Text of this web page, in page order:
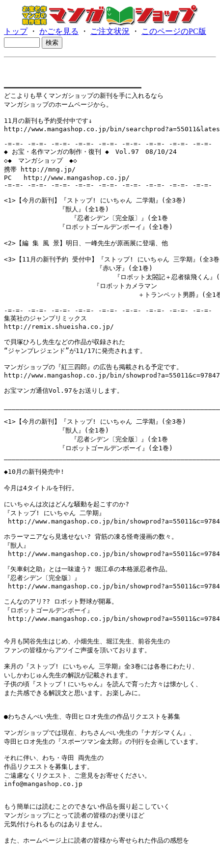
トップ・ かごを見る ・ ご注文状況 ・ このページのPC版
━━━━━━━━━━━━━━━━━━━━━━━━━━━━━━━━━━━
どこよりも早くマンガショップの新刊を手に入れるなら
マンガショップのホームページから。
11月の新刊も予約受付中です↓
http://www.mangashop.co.jp/bin/
-=-=- -=-=- -=-=- -=-=- -=-=- -=-=- -=-=- -=-=- -=-=-
◆ お宝・名作マンガの制作・復刊 ◆　Vol.97　08/10/24
◇◆　マンガショップ　◆◇
携帯 http://mng.jp/
PC   http://www.mangashop.co.jp/
-=-=- -=-=- -=-=- -=-=- -=-=- -=-=- -=-=- -=-=- -=-=-
<1>【今月の新刊】『ストップ! にいちゃん 二学期』(全3巻)
『獣人』(全1巻)
                 『忍者シデン〔完全版〕』(全1巻
『ロボットゴールデンボーイ』(全1巻)
<2>【編 集 風 景】明日、一峰先生が原画展に登場、他
<3>【11月の新刊予約 受付中】『ストップ! にいちゃん 三学期』(全3
『赤い牙』(全1巻)
『ロボット太閤記＋忍者猿飛くん』
『ロボットカメラマン
＋トランペット男爵』(全1
-=-=- -=-=- -=-=- -=-=- -=-=- -=-=- -=-=- -=-=- -=-=-
集英社のジャンプリミックス
http://remix.shueisha.co.jp/
で貝塚ひろし先生などの作品が収録された
“ジャンプレジェンド”が11/17に発売されます。
マンガショップの『紅三四郎』の広告も掲載される予定です。
http://www.mangashop.co.jp/bin/
お宝マンガ通信Vol.97をお送りします。
<1>【今月の新刊】『ストップ! にいちゃん 二学期』(全3巻)
『獣人』(全1巻)
                 『忍者シデン〔完全版〕』(全1巻
『ロボットゴールデンボーイ』(全1巻)
◆10月の新刊発売中!
今月は4タイトルを刊行。
にいちゃんは次はどんな騒動を起こすのか?
『ストップ! にいちゃん 二学期』
http://www.mangashop.co.jp/bin/
ホラーマニアなら見逃せない? 背筋の凍る怪奇漫画の数々。
『獣人』
http://www.mangashop.co.jp/bin/
『矢車剣之助』とは一味違う? 堀江卓の本格派忍者作品。
『忍者シデン〔完全版〕』
http://www.mangashop.co.jp/bin/
こんなのアリ?? ロボット野球が開幕。
『ロボットゴールデンボーイ』
http://www.mangashop.co.jp/bin/
今月も関谷先生はじめ、小畑先生、堀江先生、前谷先生の
ファンの皆様からアツイご声援を頂いております。
来月の『ストップ! にいちゃん 三学期』全3巻には各巻にわたり、
いしかわじゅん先生の解説が記載されます。
子供の頃『ストップ！にいちゃん』を読んで育った方々は懐かしく、
また共感できる解説文と思います。お楽しみに。
●わちさんぺい先生、寺田ヒロオ先生の作品リクエストを募集
マンガショップでは現在、わちさんぺい先生の『ナガシマくん』、
寺田ヒロオ先生の『スポーツマン金太郎』の刊行を企画しています。
それに伴い、わち・寺田 両先生の
作品リクエストを募集します。
ご遠慮なくリクエスト、ご意見をお寄せください。
info@mangashop.co.jp
もう簡単には読むことのできない作品を掘り起こしていく
マンガショップにとって読者の皆様のお便りほど
元気付けられるものはありません。
また、ホームページ上に読者の皆様から寄せられた作品の感想を